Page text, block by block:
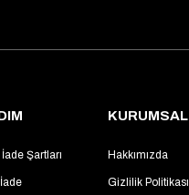
Şartları
KURUMSAL
Hakkımızda
Gizlilik Politikası